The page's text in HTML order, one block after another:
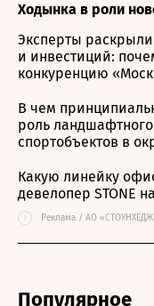
Ходынка в роли
Эксперты
и инвестиций:
конкуренцию
В чем
роль
спортобъектов в
Какую линейку
девелопер STONE
i Реклама / АО
Популярное